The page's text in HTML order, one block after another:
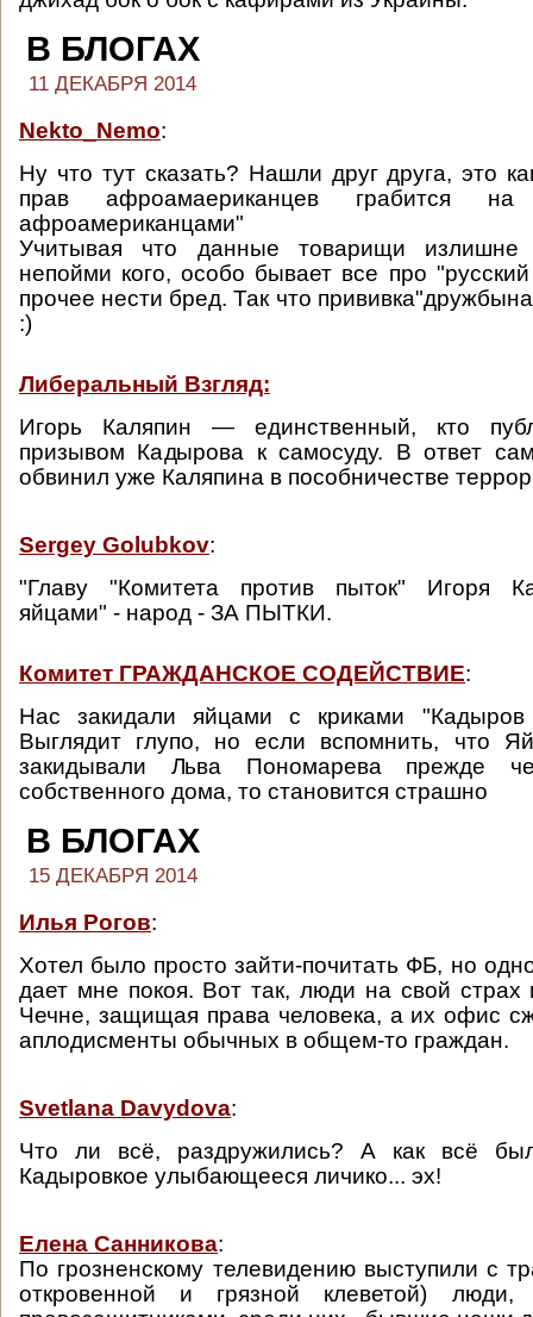
В БЛОГАХ
11 ДЕКАБРЯ 2014
Nekto_Nemo:
Ну что тут сказать? Нашли друг друга, это
прав афроамаериканцев грабится
афроамериканцами"
Учитывая что данные товарищи
непойми кого, особо бывает все про
прочее нести бред. Так что
:)
Либеральный Взгляд:
Игорь Каляпин — единственный, кто
призывом Кадырова к самосуду. В ответ
обвинил уже Каляпина в пособничестве
Sergey Golubkov:
"Главу "Комитета против пыток" Игоря
яйцами" - народ - ЗА ПЫТКИ.
Комитет ГРАЖДАНСКОЕ СОДЕЙСТВИЕ:
Нас закидали яйцами с криками
Выглядит глупо, но если вспомнить, что
закидывали Льва Пономарева прежде
собственного дома, то становится страшно
В БЛОГАХ
15 ДЕКАБРЯ 2014
Илья Рогов:
Хотел было просто зайти-почитать ФБ, но
дает мне покоя. Вот так, люди на свой страх
Чечне, защищая права человека, а их офис
аплодисменты обычных в общем-то граждан.
Svetlana Davydova:
Что ли всё, раздружились? А как всё
Кадыровкое улыбающееся личико... эх!
Елена Санникова:
По грозненскому телевидению выступили с
откровенной и грязной клеветой)